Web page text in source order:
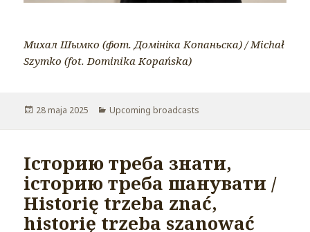
Михал Шымко (фот. Домініка Копаньска) / Michał
Szymko (fot. Dominika Kopańska)
Opublikowano
28 maja 2025 Kategorie
Upcoming broadcasts
Історию треба знати,
історию треба шанувати /
Historię trzeba znać,
historię trzeba szanować